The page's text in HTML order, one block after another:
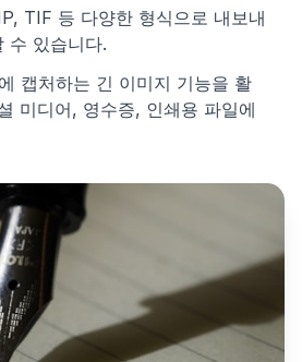
TIF 등 다양한 형식으로 내보내
수 있습니다.
캡처하는 긴 이미지 기능을 활
미디어, 영수증, 인쇄용 파일에